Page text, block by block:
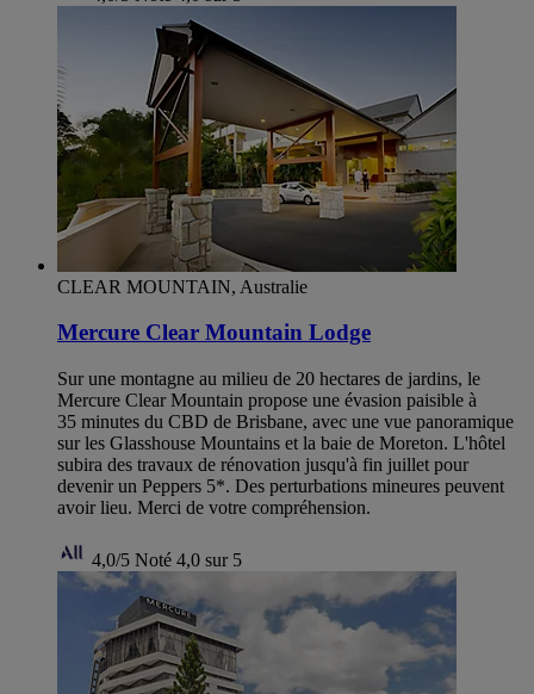
CLEAR MOUNTAIN, Australie
Mercure Clear Mountain Lodge
Sur une montagne au milieu de 20 hectares de jardins, le
Mercure Clear Mountain propose une évasion paisible à
35 minutes du CBD de Brisbane, avec une vue panoramique
sur les Glasshouse Mountains et la baie de Moreton. L'hôtel
subira des travaux de rénovation jusqu'à fin juillet pour
devenir un Peppers 5*. Des perturbations mineures peuvent
avoir lieu. Merci de votre compréhension.
4,0/5 Noté 4,0 sur 5